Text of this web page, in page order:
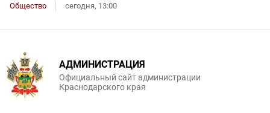
Общество сегодня, 13:00
АДМИНИСТРАЦИЯ
Официальный сайт администрации
Краснодарского края